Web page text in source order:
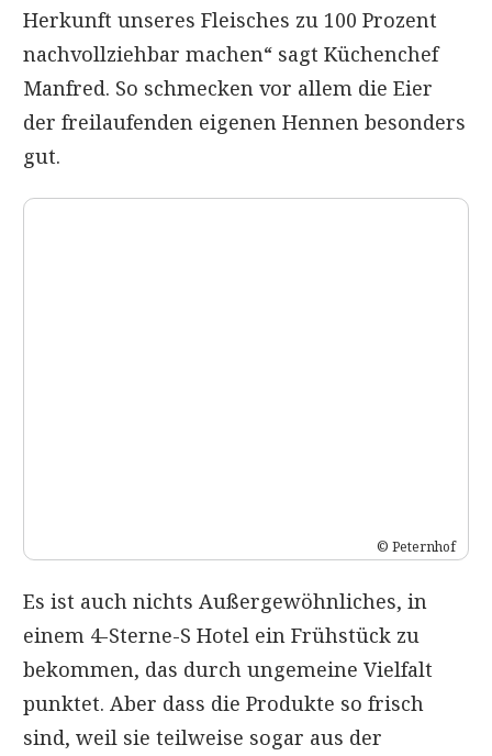
Herkunft unseres Fleisches zu 100 Prozent
nachvollziehbar machen“ sagt Küchenchef
Manfred. So schmecken vor allem die Eier
der freilaufenden eigenen Hennen besonders
gut.
© Peternhof
Es ist auch nichts Außergewöhnliches, in
einem 4-Sterne-S Hotel ein Frühstück zu
bekommen, das durch ungemeine Vielfalt
punktet. Aber dass die Produkte so frisch
sind, weil sie teilweise sogar aus der